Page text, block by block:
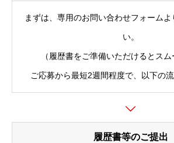
まずは、専用のお問い合わせフォームよ
い。
（履歴書をご準備いただけるとスム
ご応募から最短2週間程度で、以下の流
履歴書等のご提出